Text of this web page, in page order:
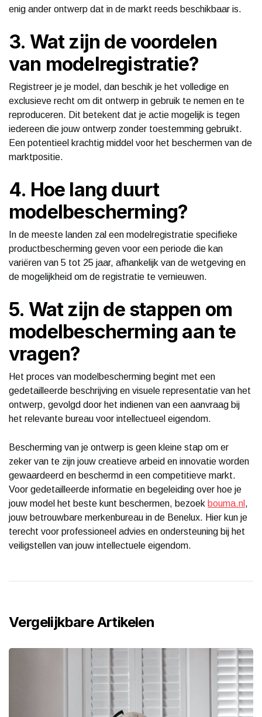
enig ander ontwerp dat in de markt reeds beschikbaar is.
3. Wat zijn de voordelen
van modelregistratie?
Registreer je je model, dan beschik je het volledige en
exclusieve recht om dit ontwerp in gebruik te nemen en te
reproduceren. Dit betekent dat je actie mogelijk is tegen
iedereen die jouw ontwerp zonder toestemming gebruikt.
Een potentieel krachtig middel voor het beschermen van de
marktpositie.
4. Hoe lang duurt
modelbescherming?
In de meeste landen zal een modelregistratie specifieke
productbescherming geven voor een periode die kan
variëren van 5 tot 25 jaar, afhankelijk van de wetgeving en
de mogelijkheid om de registratie te vernieuwen.
5. Wat zijn de stappen om
modelbescherming aan te
vragen?
Het proces van modelbescherming begint met een
gedetailleerde beschrijving en visuele representatie van het
ontwerp, gevolgd door het indienen van een aanvraag bij
het relevante bureau voor intellectueel eigendom.
Bescherming van je ontwerp is geen kleine stap om er
zeker van te zijn jouw creatieve arbeid en innovatie worden
gewaardeerd en beschermd in een competitieve markt.
Voor gedetailleerde informatie en begeleiding over hoe je
jouw model het beste kunt beschermen, bezoek bouma.nl ,
jouw betrouwbare merkenbureau in de Benelux. Hier kun je
terecht voor professioneel advies en ondersteuning bij het
veiligstellen van jouw intellectuele eigendom.
Vergelijkbare Artikelen